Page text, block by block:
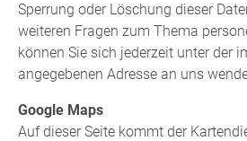
Sperrung oder Löschung dieser
weiteren Fragen zum Thema
können Sie sich jederzeit unter der
angegebenen Adresse an uns
Google Maps
Auf dieser Seite kommt der